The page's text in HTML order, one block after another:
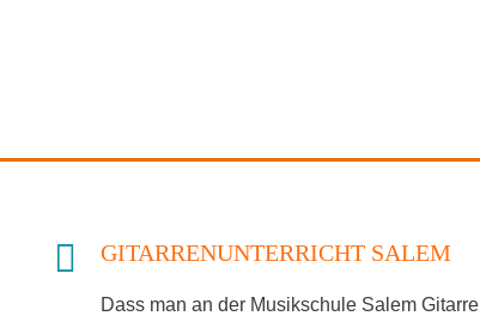
GITARRENUNTERRICHT SALEM
Dass man an der Musikschule Salem Gitarre